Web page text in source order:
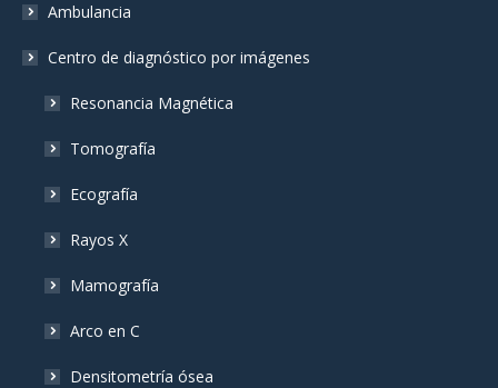
Ambulancia
Centro de diagnóstico por imágenes
Resonancia Magnética
Tomografía
Ecografía
Rayos X
Mamografía
Arco en C
Densitometría ósea